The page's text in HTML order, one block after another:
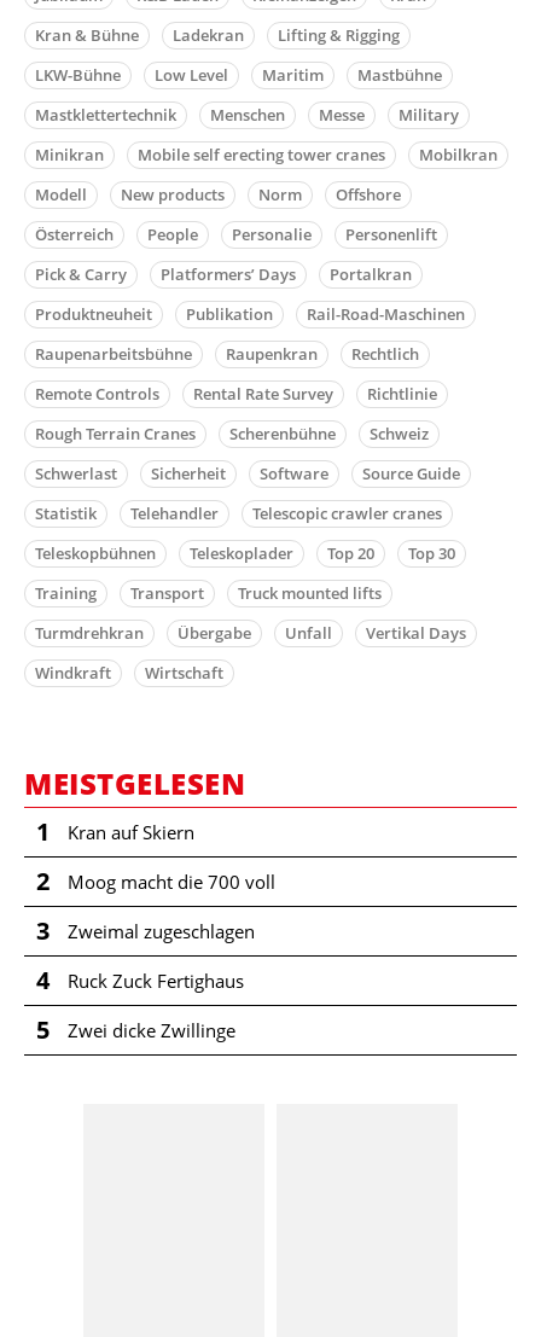
Kran & Bühne
Ladekran
Lifting & Rigging
LKW-Bühne
Low Level Maritim
Mastbühne
Mastklettertechnik
Menschen Messe
Military
Minikran
Mobile self erecting tower cranes
Mobilkran
Modell
New products Norm
Offshore
Österreich
People Personalie
Personenlift
Pick & Carry
Platformers’ Days
Portalkran
Produktneuheit
Publikation
Rail-Road-Maschinen
Raupenarbeitsbühne
Raupenkran
Rechtlich
Remote Controls
Rental Rate Survey
Richtlinie
Rough Terrain Cranes
Scherenbühne
Schweiz
Schwerlast
Sicherheit Software
Source Guide
Statistik
Telehandler
Telescopic crawler cranes
Teleskopbühnen
Teleskoplader Top 20
Top 30
Training
Transport
Truck mounted lifts
Turmdrehkran
Übergabe Unfall
Vertikal Days
Windkraft
Wirtschaft
MEISTGELESEN
1 Kran auf Skiern
2 Moog macht die 700 voll
3 Zweimal zugeschlagen
4 Ruck Zuck Fertighaus
5 Zwei dicke Zwillinge